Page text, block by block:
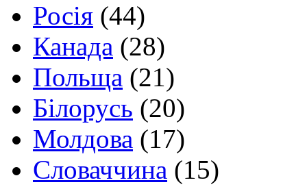
Росія (44)
Канада (28)
Польща (21)
Білорусь (20)
Молдова (17)
Словаччина (15)